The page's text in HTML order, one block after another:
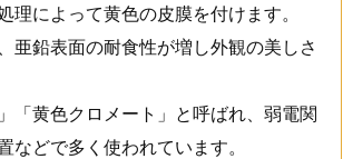
理によって黄色の皮膜を付けます。
亜鉛表面の耐食性が増し外観の美しさ
「黄色クロメート」と呼ばれ、弱電関
などで多く使われています。